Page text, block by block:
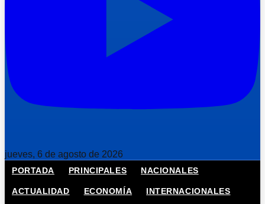
jueves, 6 de agosto de 2026
PORTADA PRINCIPALES NACIONALES
ACTUALIDAD ECONOMÍA INTERNACIONALES